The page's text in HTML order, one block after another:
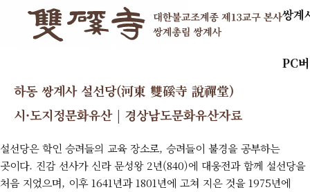
쌍계
PC
하동 쌍계사 설선당(河東 雙磎寺 說禪堂)
시·도지정문화유산 | 경상남도문화유산자료
설선당은 학인 승려들의 교육 장소로, 승려들이 불경을 공부하는
곳이다. 진감 선사가 신라 문성왕 2년(840)에 대웅전과 함께 설선당을
처음 지었으며, 이후 1641년과 1801년에 고쳐 지은 것을 1975년에